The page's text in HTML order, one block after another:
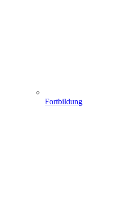
Fortbildung